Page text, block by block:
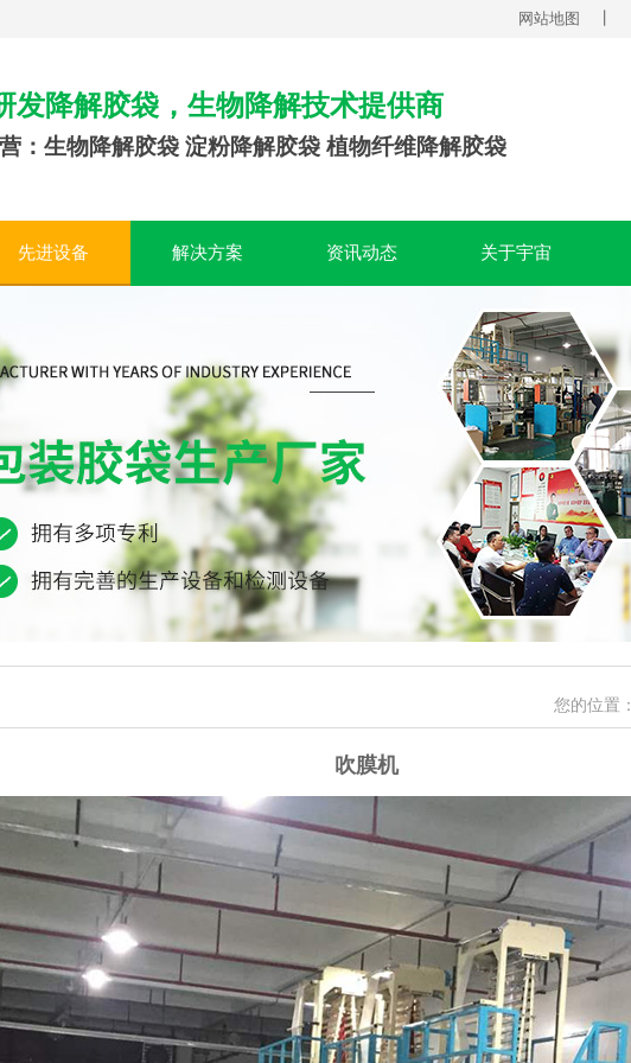
网站地图
发降解胶袋，生物降解技术提供商
：生物降解胶袋 淀粉降解胶袋 植物纤维降解胶袋
先进设备 解决方案 资讯动态 关于宇宙
您的位置：
吹膜机